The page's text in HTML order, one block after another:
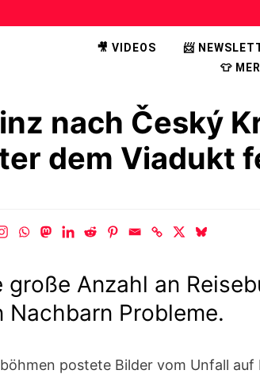
🎥 VIDEOS 📨
👕
nach Český
dem Viadukt
große Anzahl an
Probleme.
postete Bilder vom Unfall auf